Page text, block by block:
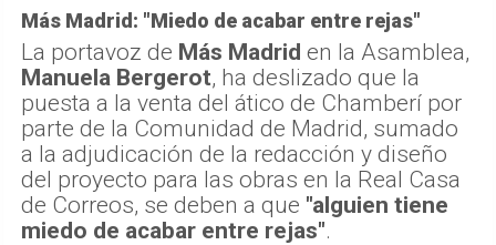
Más Madrid: "Miedo de acabar entre rejas"
La portavoz de Más Madrid en la Asamblea,
Manuela Bergerot, ha deslizado que la
puesta a la venta del ático de Chamberí por
parte de la Comunidad de Madrid, sumado
a la adjudicación de la redacción y diseño
del proyecto para las obras en la Real Casa
de Correos, se deben a que "alguien tiene
miedo de acabar entre rejas".